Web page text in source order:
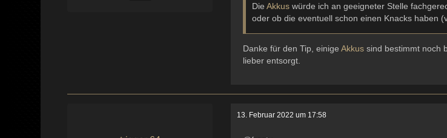
DieAkkus würde ich an geeigneter Stelle
oder ob die eventuell schon einen Knacks haben
Danke für den Tip, einigeAkkus sind bestimmt noch
lieber entsorgt.
13. Februar 2022 um 17:58